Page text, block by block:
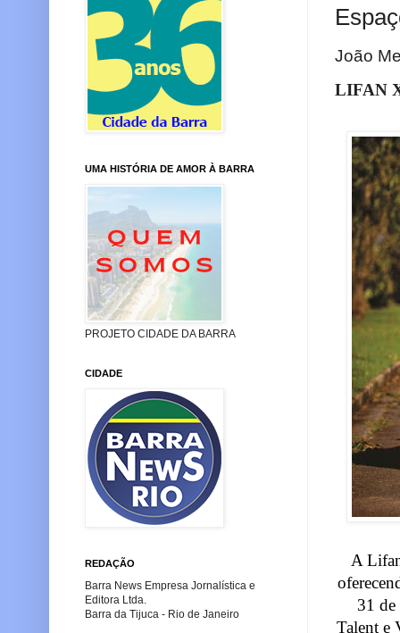
João
LIFAN
A
31 de
Talent e
UMA HISTÓRIA DE AMOR À BARRA
PROJETO CIDADE DA BARRA
CIDADE
REDAÇÃO
Barra News Empresa Jornalística e
Editora Ltda.
Barra da Tijuca - Rio de Janeiro